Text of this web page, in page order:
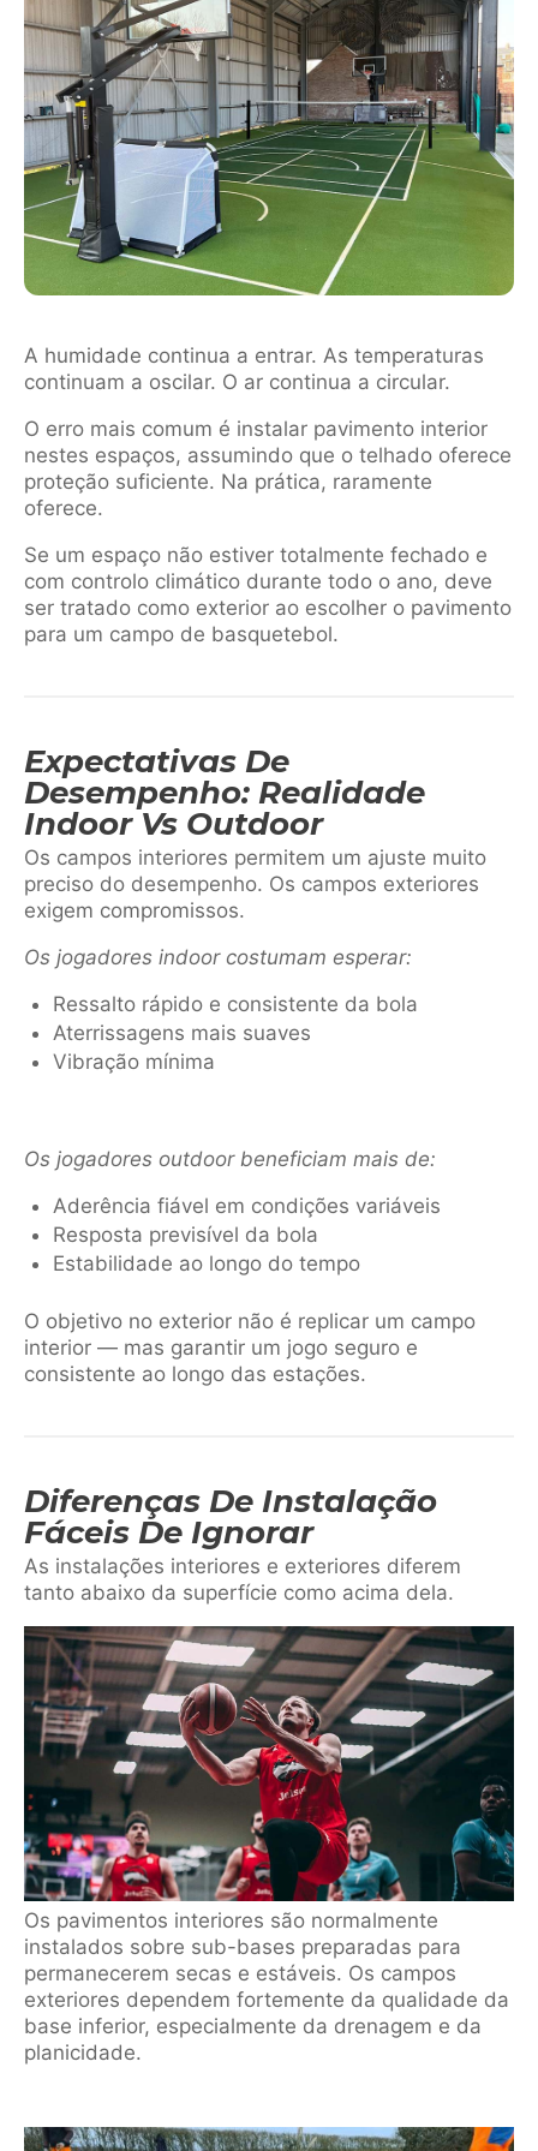
A humidade continua a entrar. As temperaturas
continuam a oscilar. O ar continua a circular.
O erro mais comum é instalar pavimento interior
nestes espaços, assumindo que o telhado oferece
proteção suficiente. Na prática, raramente
oferece.
Se um espaço não estiver totalmente fechado e
com controlo climático durante todo o ano, deve
ser tratado como exterior ao escolher o pavimento
para um campo de basquetebol.
Expectativas De
Desempenho: Realidade
Indoor Vs Outdoor
Os campos interiores permitem um ajuste muito
preciso do desempenho. Os campos exteriores
exigem compromissos.
Os jogadores indoor costumam esperar:
Ressalto rápido e consistente da bola
Aterrissagens mais suaves
Vibração mínima
Os jogadores outdoor beneficiam mais de:
Aderência fiável em condições variáveis
Resposta previsível da bola
Estabilidade ao longo do tempo
O objetivo no exterior não é replicar um campo
interior — mas garantir um jogo seguro e
consistente ao longo das estações.
Diferenças De Instalação
Fáceis De Ignorar
As instalações interiores e exteriores diferem
tanto abaixo da superfície como acima dela.
Os pavimentos interiores são normalmente
instalados sobre sub-bases preparadas para
permanecerem secas e estáveis. Os campos
exteriores dependem fortemente da qualidade da
base inferior, especialmente da drenagem e da
planicidade.